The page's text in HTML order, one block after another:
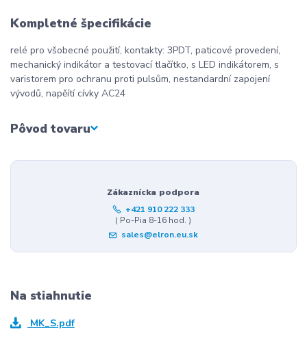
Kompletné špecifikácie
relé pro všobecné použití, kontakty: 3PDT, paticové provedení,
mechanický indikátor a testovací tlačítko, s LED indikátorem, s
varistorem pro ochranu proti pulsům, nestandardní zapojení
vývodů, napěítí cívky AC24
Pôvod tovaru
Zákaznícka podpora
+421 910 222 333
( Po-Pia 8-16 hod. )
sales@elron.eu.sk
Na stiahnutie
MK_S.pdf